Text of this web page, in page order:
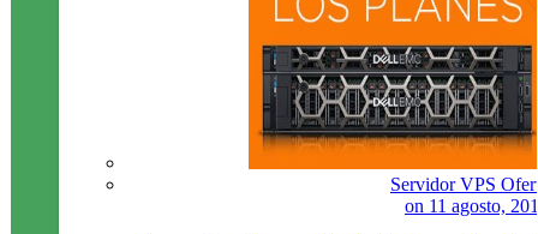
Servidor VPS
on 11 agosto,